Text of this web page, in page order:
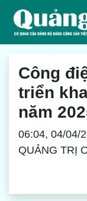
Công
triển
năm
06:04, 04/04/
QUẢNG TRỊ